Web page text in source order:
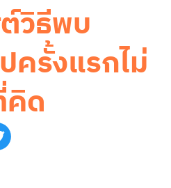
บวงจร
ติกสเปกตรัม (ASD)
หตุการณ์รุนแรง
วิธีพบ
ครั้งแรกไม่
ด